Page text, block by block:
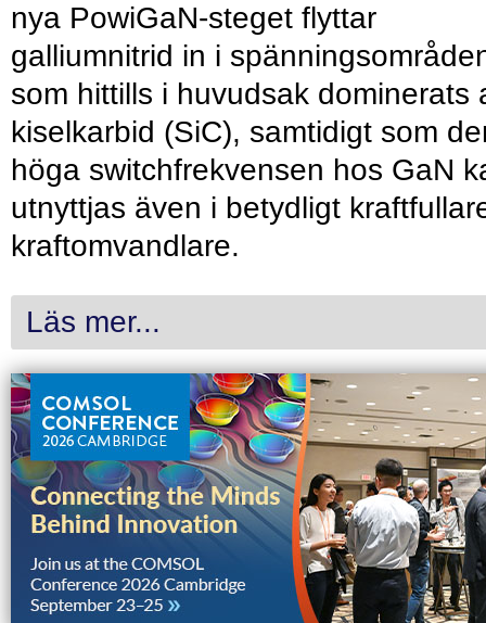
nya PowiGaN-steget flyttar
galliumnitrid in i
som hittills i huvudsak dominerats
kiselkarbid (SiC), samtidigt som
höga switchfrekvensen hos GaN
utnyttjas även i betydligt
kraftomvandlare.
Läs mer...